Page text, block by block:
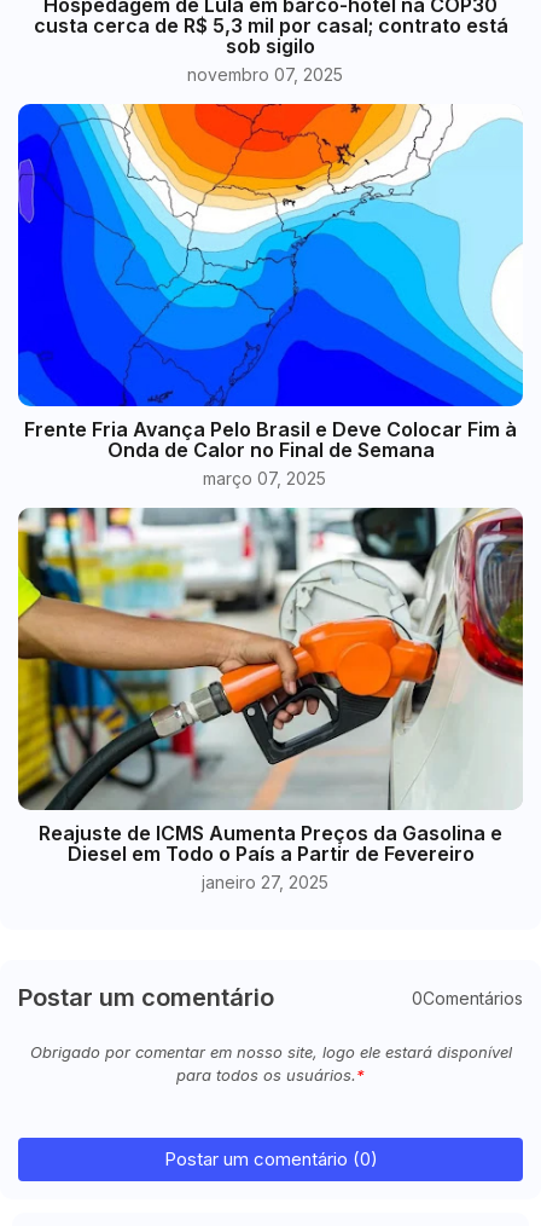
Hospedagem de Lula em barco-hotel na COP30
custa cerca de R$ 5,3 mil por casal; contrato está
sob sigilo
novembro 07, 2025
Frente Fria Avança Pelo Brasil e Deve Colocar Fim à
Onda de Calor no Final de Semana
março 07, 2025
Reajuste de ICMS Aumenta Preços da Gasolina e
Diesel em Todo o País a Partir de Fevereiro
janeiro 27, 2025
Postar um comentário 0Comentários
Obrigado por comentar em nosso site, logo ele estará disponível
para todos os usuários.
Postar um comentário (0)